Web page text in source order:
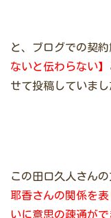
と、ブログでの契
ないと伝わらない】
せて投稿していまし
この田口久人さん
耶香さんの関係を
いに意思の疎通が